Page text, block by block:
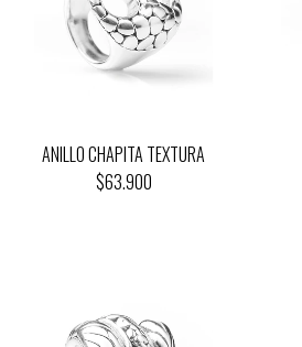
ANILLO CHAPITA TEXTURA
$63.900